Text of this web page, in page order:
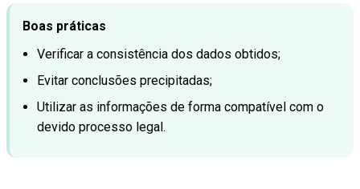
Boas práticas
Verificar a consistência dos dados obtidos;
Evitar conclusões precipitadas;
Utilizar as informações de forma compatível com o
devido processo legal.